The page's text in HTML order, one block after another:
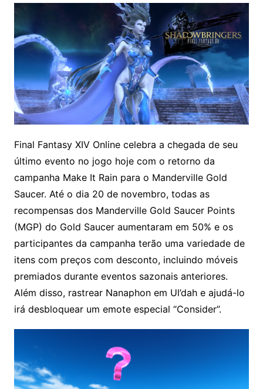
Final Fantasy XIV Online celebra a chegada de seu
último evento no jogo hoje com o retorno da
campanha Make It Rain para o Manderville Gold
Saucer. Até o dia 20 de novembro, todas as
recompensas dos Manderville Gold Saucer Points
(MGP) do Gold Saucer aumentaram em 50% e os
participantes da campanha terão uma variedade de
itens com preços com desconto, incluindo móveis
premiados durante eventos sazonais anteriores.
Além disso, rastrear Nanaphon em Ul’dah e ajudá-lo
irá desbloquear um emote especial “Consider”.